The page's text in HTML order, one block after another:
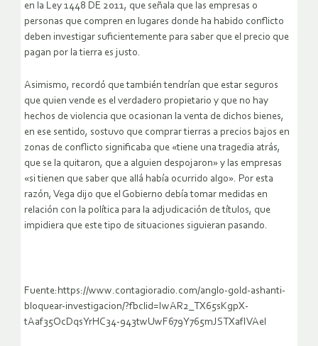
en la Ley 1448 DE 2011, que señala que las empresas o
personas que compren en lugares donde ha habido conflicto
deben investigar suficientemente para saber que el precio que
pagan por la tierra es justo.
Asimismo, recordó que también tendrían que estar seguros
que quien vende es el verdadero propietario y que no hay
hechos de violencia que ocasionan la venta de dichos bienes,
en ese sentido, sostuvo que comprar tierras a precios bajos en
zonas de conflicto significaba que «tiene una tragedia atrás,
que se la quitaron, que a alguien despojaron» y las empresas
«si tienen que saber que allá había ocurrido algo». Por esta
razón, Vega dijo que el Gobierno debía tomar medidas en
relación con la política para la adjudicación de títulos, que
impidiera que este tipo de situaciones siguieran pasando.
Fuente:https://www.contagioradio.com/anglo-gold-ashanti-
bloquear-investigacion/?fbclid=IwAR2_TX65sKgpX-
tAaf35OcDqsYrHC34-943twUwF679Y765mJSTXafIVAeI